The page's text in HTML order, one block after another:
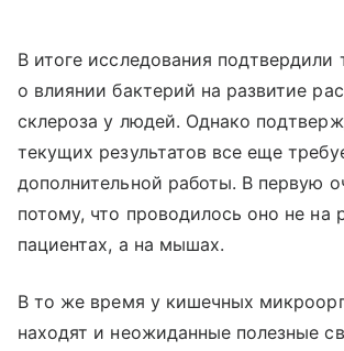
В итоге исследования подтвердили
о влиянии бактерий на развитие
склероза у людей. Однако
текущих результатов все еще
дополнительной работы. В первую
потому, что проводилось оно не на
пациентах, а на мышах.
В то же время у кишечных
находят и неожиданные полезные